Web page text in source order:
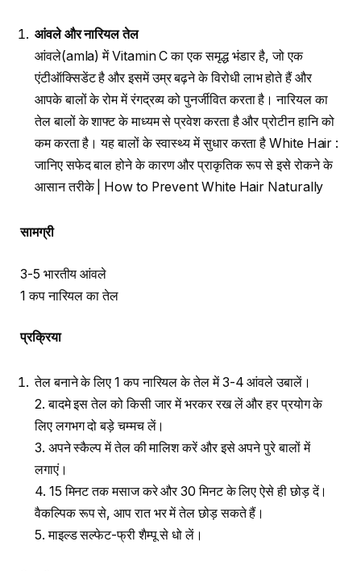
आंवले और नारियल तेल
आंवले(amla) में Vitamin C का एक समृद्ध भंडार है, जो एक
एंटीऑक्सिडेंट है और इसमें उम्र बढ़ने के विरोधी लाभ होते हैं और
आपके बालों के रोम में रंगद्रव्य को पुनर्जीवित करता है। नारियल का
तेल बालों के शाफ्ट के माध्यम से प्रवेश करता है और प्रोटीन हानि को
कम करता है। यह बालों के स्वास्थ्य में सुधार करता है White Hair :
जानिए सफेद बाल होने के कारण और प्राकृतिक रूप से इसे रोकने के
आसान तरीके | How to Prevent White Hair Naturally
सामग्री
3-5 भारतीय आंवले
1 कप नारियल का तेल
प्रक्रिया
तेल बनाने के लिए 1 कप नारियल के तेल में 3-4 आंवले उबालें।
2. बादमे इस तेल को किसी जार में भरकर रख लें और हर प्रयोग के
लिए लगभग दो बड़े चम्मच लें।
3. अपने स्कैल्प में तेल की मालिश करें और इसे अपने पुरे बालों में
लगाएं।
4. 15 मिनट तक मसाज करे और 30 मिनट के लिए ऐसे ही छोड़ दें।
वैकल्पिक रूप से, आप रात भर में तेल छोड़ सकते हैं।
5. माइल्ड सल्फेट-फ्री शैम्पू से धो लें।